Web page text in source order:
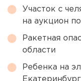
Участок с
на аукцион
Ракетная
области
Ребенка на